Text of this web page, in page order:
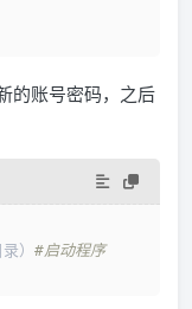
的账号密码，之后
） #启动程序